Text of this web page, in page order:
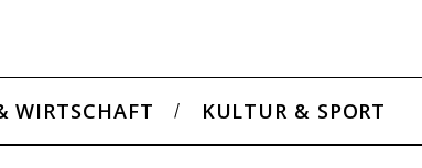
WIRTSCHAFT KULTUR & SPORT